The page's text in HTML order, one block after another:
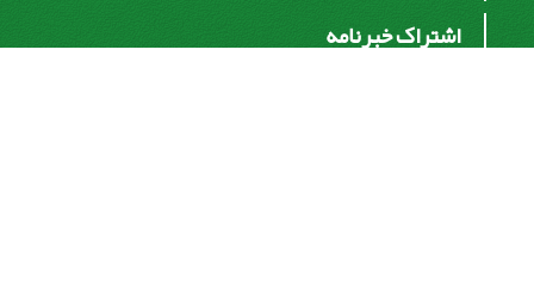
اشتراک خبرنامه